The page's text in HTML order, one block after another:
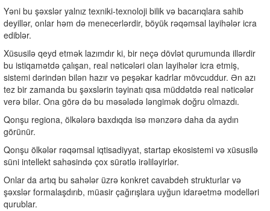
Yəni bu şəxslər yalnız texniki-texnoloji bilik və bacarıqlara sahib
deyillər, onlar həm də menecerlərdir, böyük rəqəmsal layihələr icra
ediblər.
Xüsusilə qeyd etmək lazımdır ki, bir neçə dövlət qurumunda illərdir
bu istiqamətdə çalışan, real nəticələri olan layihələr icra etmiş,
sistemi dərindən bilən hazır və peşəkar kadrlar mövcuddur. Ən azı
tez bir zamanda bu şəxslərin təyinatı qısa müddətdə real nəticələr
verə bilər. Ona görə də bu məsələdə ləngimək doğru olmazdı.
Qonşu regiona, ölkələrə baxdıqda isə mənzərə daha da aydın
görünür.
Qonşu ölkələr rəqəmsal iqtisadiyyat, startap ekosistemi və xüsusilə
süni intellekt sahəsində çox sürətlə irəliləyirlər.
Onlar da artıq bu sahələr üzrə konkret cavabdeh strukturlar və
şəxslər formalaşdırıb, müasir çağırışlara uyğun idarəetmə modelləri
qurublar.